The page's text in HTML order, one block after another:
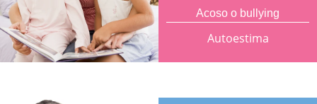
Acoso o bullying
Autoestima